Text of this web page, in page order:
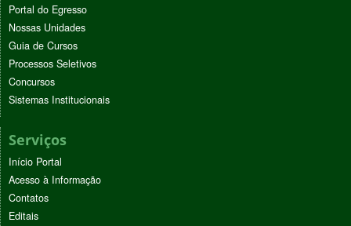
Portal do Egresso
Nossas Unidades
Guia de Cursos
Processos Seletivos
Concursos
Sistemas Institucionais
Serviços
Início Portal
Acesso à Informação
Contatos
Editais